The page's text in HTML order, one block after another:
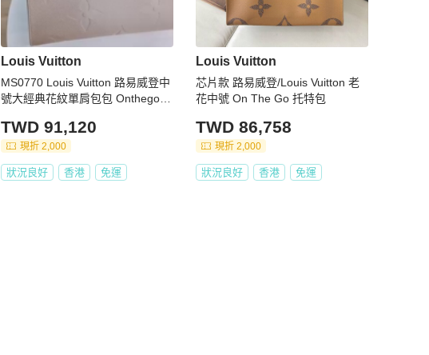
Louis Vuitton
MS0770 Louis Vuitton 路易威登中
號大經典花紋單肩包包 Onthego M
preinte Tourterelle / Smoke
TWD 91,120
現折 2,000
狀況良好 香港 免運
Louis Vuitton
芯片款 路易威登/Louis Vuitton 老
花中號 On The Go 托特包
TWD 86,758
現折 2,000
狀況良好 香港 免運